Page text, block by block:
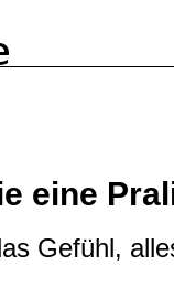
eine
Gefühl,